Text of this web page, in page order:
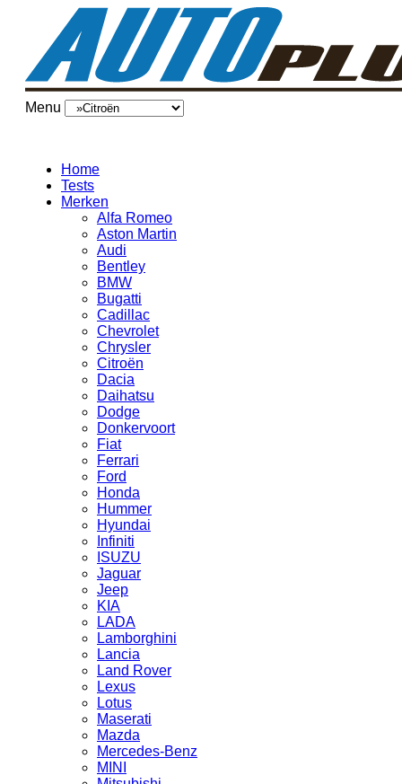
Menu
Home
Tests
Merken
Alfa Romeo
Aston Martin
Audi
Bentley
BMW
Bugatti
Cadillac
Chevrolet
Chrysler
Citroën
Dacia
Daihatsu
Dodge
Donkervoort
Fiat
Ferrari
Ford
Honda
Hummer
Hyundai
Infiniti
ISUZU
Jaguar
Jeep
KIA
LADA
Lamborghini
Lancia
Land Rover
Lexus
Lotus
Maserati
Mazda
Mercedes-Benz
MINI